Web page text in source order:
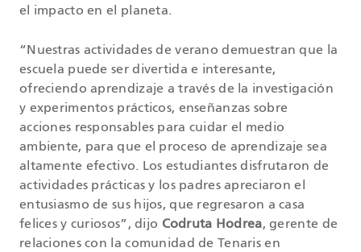
el impacto en el planeta.
“Nuestras actividades de verano demuestran que la
escuela puede ser divertida e interesante,
ofreciendo aprendizaje a través de la investigación
y experimentos prácticos, enseñanzas sobre
acciones responsables para cuidar el medio
ambiente, para que el proceso de aprendizaje sea
altamente efectivo. Los estudiantes disfrutaron de
actividades prácticas y los padres apreciaron el
entusiasmo de sus hijos, que regresaron a casa
felices y curiosos”, dijo Codruta Hodrea, gerente de
relaciones con la comunidad de Tenaris en